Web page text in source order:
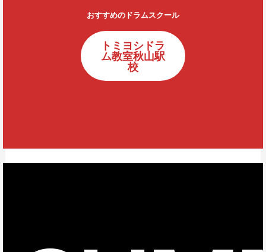
おすすめのドラムスクール
トミヨシドラ
ム教室秋山駅
校